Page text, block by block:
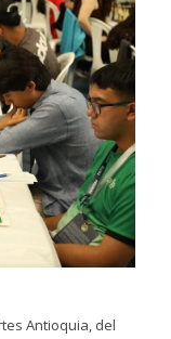
Antioquia, del